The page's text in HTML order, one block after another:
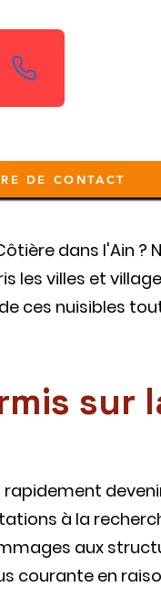
DE CONTACT
dans l'Ain ?
villes et
ces nuisibles
sur
à la
aux
courante en